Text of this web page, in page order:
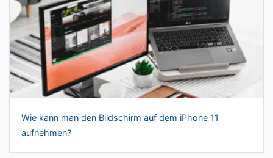
Wie kann man den Bildschirm auf dem iPhone 11
aufnehmen?